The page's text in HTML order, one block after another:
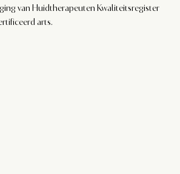
van Huidtherapeuten Kwaliteitsregister
arts.